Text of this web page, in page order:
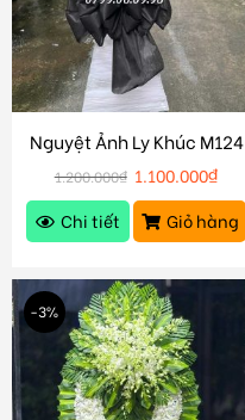
Nguyệt Ảnh Ly Khúc M124
1.200.000₫ 1.100.000₫
Chi tiết
Giỏ hàng
-3%